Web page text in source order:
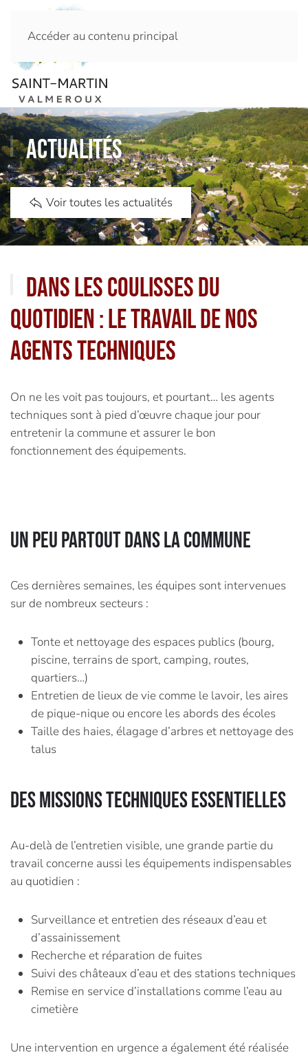
Accéder au contenu principal
Actualités
Voir toutes les actualités
Dans les coulisses du
quotidien : le travail de nos
agents techniques
On ne les voit pas toujours, et pourtant… les agents
techniques sont à pied d’œuvre chaque jour pour
entretenir la commune et assurer le bon
fonctionnement des équipements.
Un peu partout dans la commune
Ces dernières semaines, les équipes sont intervenues
sur de nombreux secteurs :
Tonte et nettoyage des espaces publics (bourg,
piscine, terrains de sport, camping, routes,
quartiers…)
Entretien de lieux de vie comme le lavoir, les aires
de pique-nique ou encore les abords des écoles
Taille des haies, élagage d’arbres et nettoyage des
talus
Des missions techniques essentielles
Au-delà de l’entretien visible, une grande partie du
travail concerne aussi les équipements indispensables
au quotidien :
Surveillance et entretien des réseaux d’eau et
d’assainissement
Recherche et réparation de fuites
Suivi des châteaux d’eau et des stations techniques
Remise en service d’installations comme l’eau au
cimetière
Une intervention en urgence a également été réalisée